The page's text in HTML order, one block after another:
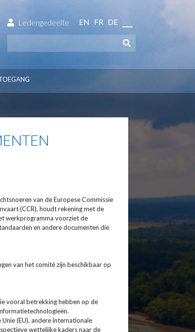
Ledengedeelte EN FR DE NL
van de Europese Commissie
(CCR), houdt rekening met de
werkprogramma voorziet de
en andere documenten die
van het comité zijn beschikbaar op
vooral betrekking hebben op de
(EU), andere internationale
wettelijke kaders naar de